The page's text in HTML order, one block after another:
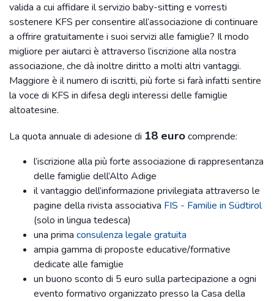
valida a cui affidare il servizio baby-sitting e vorresti
sostenere KFS per consentire all’associazione di continuare
a offrire gratuitamente i suoi servizi alle famiglie? Il modo
migliore per aiutarci è attraverso l’iscrizione alla nostra
associazione, che dà inoltre diritto a molti altri vantaggi.
Maggiore è il numero di iscritti, più forte si farà infatti sentire
la voce di KFS in difesa degli interessi delle famiglie
altoatesine.
La quota annuale di adesione di 18 eurocomprende:
l’iscrizione alla più forte associazione di rappresentanza
delle famiglie dell’Alto Adige
il vantaggio dell’informazione privilegiata attraverso le
pagine della rivista associativa FIS - Familie in Südtirol
(solo in lingua tedesca)
una prima consulenza legale gratuita
ampia gamma di proposte educative/formative
dedicate alle famiglie
un buono sconto di 5 euro sulla partecipazione a ogni
evento formativo organizzato presso la Casa della